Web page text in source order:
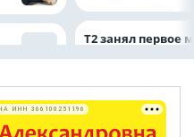
Т2 занял первое
ИНН 366100251196